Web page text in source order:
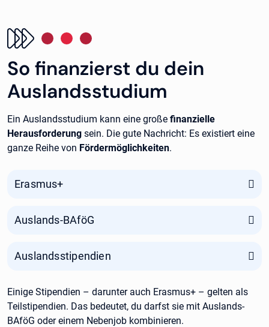
So finanzierst du dein
Auslandsstudium
Ein Auslandsstudium kann eine große finanzielle
Herausforderung sein. Die gute Nachricht: Es existiert eine
ganze Reihe von Fördermöglichkeiten.
Erasmus+
Auslands-BAföG
Auslandsstipendien
Einige Stipendien – darunter auch Erasmus+ – gelten als
Teilstipendien. Das bedeutet, du darfst sie mit Auslands-
BAföG oder einem Nebenjob kombinieren.